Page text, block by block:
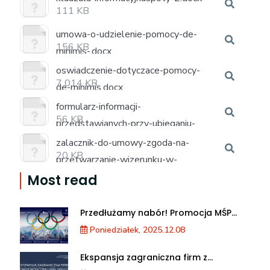
111 KB
umowa-o-udzielenie-pomocy-de-
minimis-.docx
156 KB
oswiadczenie-dotyczace-pomocy-
de-minimis.docx
7 014 KB
formularz-informacji-
przedstawianych-przy-ubieganiu-
sie-o-pomoc-de-minimis.docx
56 KB
zalacznik-do-umowy-zgoda-na-
przetwarzanie-wizerunku-w-
spocie-reklamowym.docx
20 KB
Most read
Przedłużamy nabór! Promocja MŚP
podczas XXV Zimowych Igrzysk
Olimpijskich we Włoszech
Poniedziałek, 2025.12.08
Ekspansja zagraniczna firm z